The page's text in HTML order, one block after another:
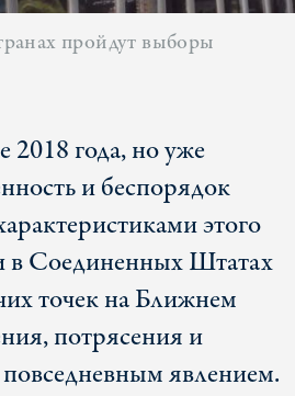
пройдут выборы
2018 года, но уже
и беспорядок
этого
в Соединенных Штатах
точек на Ближнем
потрясения и
повседневным явлением.